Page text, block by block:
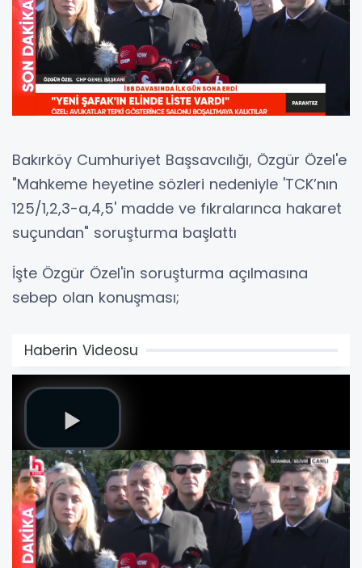
Bakırköy Cumhuriyet Başsavcılığı, Özgür Özel'e
"Mahkeme heyetine sözleri nedeniyle 'TCK’nın
125/1,2,3-a,4,5' madde ve fıkralarınca hakaret
suçundan" soruşturma başlattı
İşte Özgür Özel'in soruşturma açılmasına
sebep olan konuşması;
Haberin Videosu